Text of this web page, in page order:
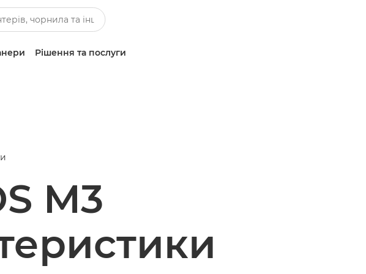
Рішення та послуги
M3